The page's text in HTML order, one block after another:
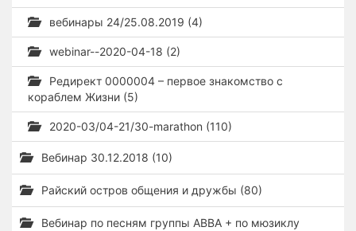
вебинары 24/25.08.2019 (4)
webinar--2020-04-18 (2)
Редирект 0000004 – первое знакомство с
кораблем Жизни (5)
2020-03/04-21/30-marathon (110)
Вебинар 30.12.2018 (10)
Райский остров общения и дружбы (80)
Вебинар по песням группы ABBA + по мюзиклу